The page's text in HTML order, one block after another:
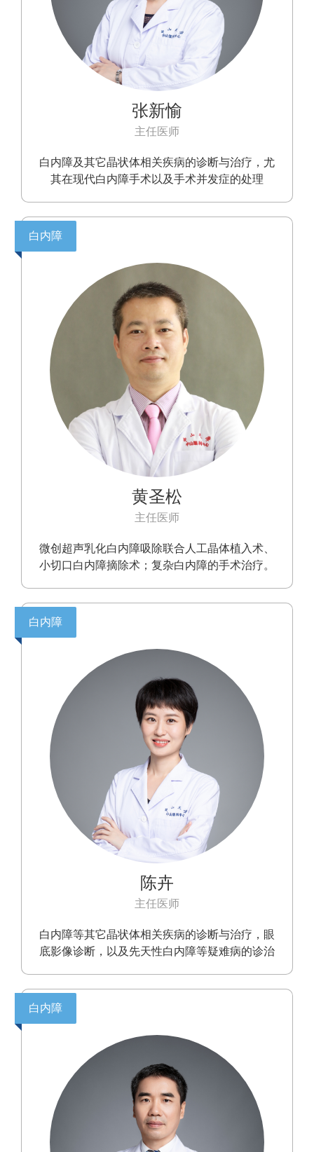
张新愉
主任医师
白内障及其它晶状体相关疾病的诊断与治疗，尤
其在现代白内障手术以及手术并发症的处理
黄圣松
主任医师
微创超声乳化白内障吸除联合人工晶体植入术、
小切口白内障摘除术；复杂白内障的手术治疗。
白内障
陈卉
主任医师
白内障等其它晶状体相关疾病的诊断与治疗，眼
底影像诊断，以及先天性白内障等疑难病的诊治
白内障
白内障